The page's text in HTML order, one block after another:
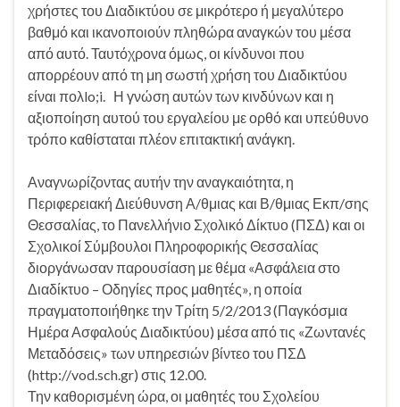
χρήστες του Διαδικτύου σε μικρότερο ή μεγαλύτερο
βαθμό και ικανοποιούν πληθώρα αναγκών του μέσα
από αυτό. Ταυτόχρονα όμως, οι κίνδυνοι που
απορρέουν από τη μη σωστή χρήση του Διαδικτύου
είναι πολlo;i. Η γνώση αυτών των κινδύνων και η
αξιοποίηση αυτού του εργαλείου με ορθό και υπεύθυνο
τρόπο καθίσταται πλέον επιτακτική ανάγκη.
Αναγνωρίζοντας αυτήν την αναγκαιότητα, η
Περιφερειακή Διεύθυνση Α/θμιας και Β/θμιας Εκπ/σης
Θεσσαλίας, το Πανελλήνιο Σχολικό Δίκτυο (ΠΣΔ) και οι
Σχολικοί Σύμβουλοι Πληροφορικής Θεσσαλίας
διοργάνωσαν παρουσίαση με θέμα «Ασφάλεια στο
Διαδίκτυο – Οδηγίες προς μαθητές», η οποία
πραγματοποιήθηκε την Τρίτη 5/2/2013 (Παγκόσμια
Ημέρα Ασφαλούς Διαδικτύου) μέσα από τις «Ζωντανές
Μεταδόσεις» των υπηρεσιών βίντεο του ΠΣΔ
(http://vod.sch.gr) στις 12.00.
Την καθορισμένη ώρα, οι μαθητές του Σχολείου